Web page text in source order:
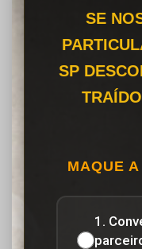
SE
SP
MAQUE
1.